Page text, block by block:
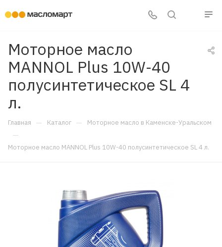
Моторное масло
MANNOL Plus 10W-40
полусинтетическое SL 4
л.
Главная — Каталог — Моторное масло в Каменске-Уральском
—
Моторное масло MANNOL Plus 10W-40 полусинтетическое SL 4 л.